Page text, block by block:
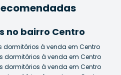
no bairro Centro
dormitórios à venda em Centro
dormitórios à venda em Centro
dormitórios à venda em Centro